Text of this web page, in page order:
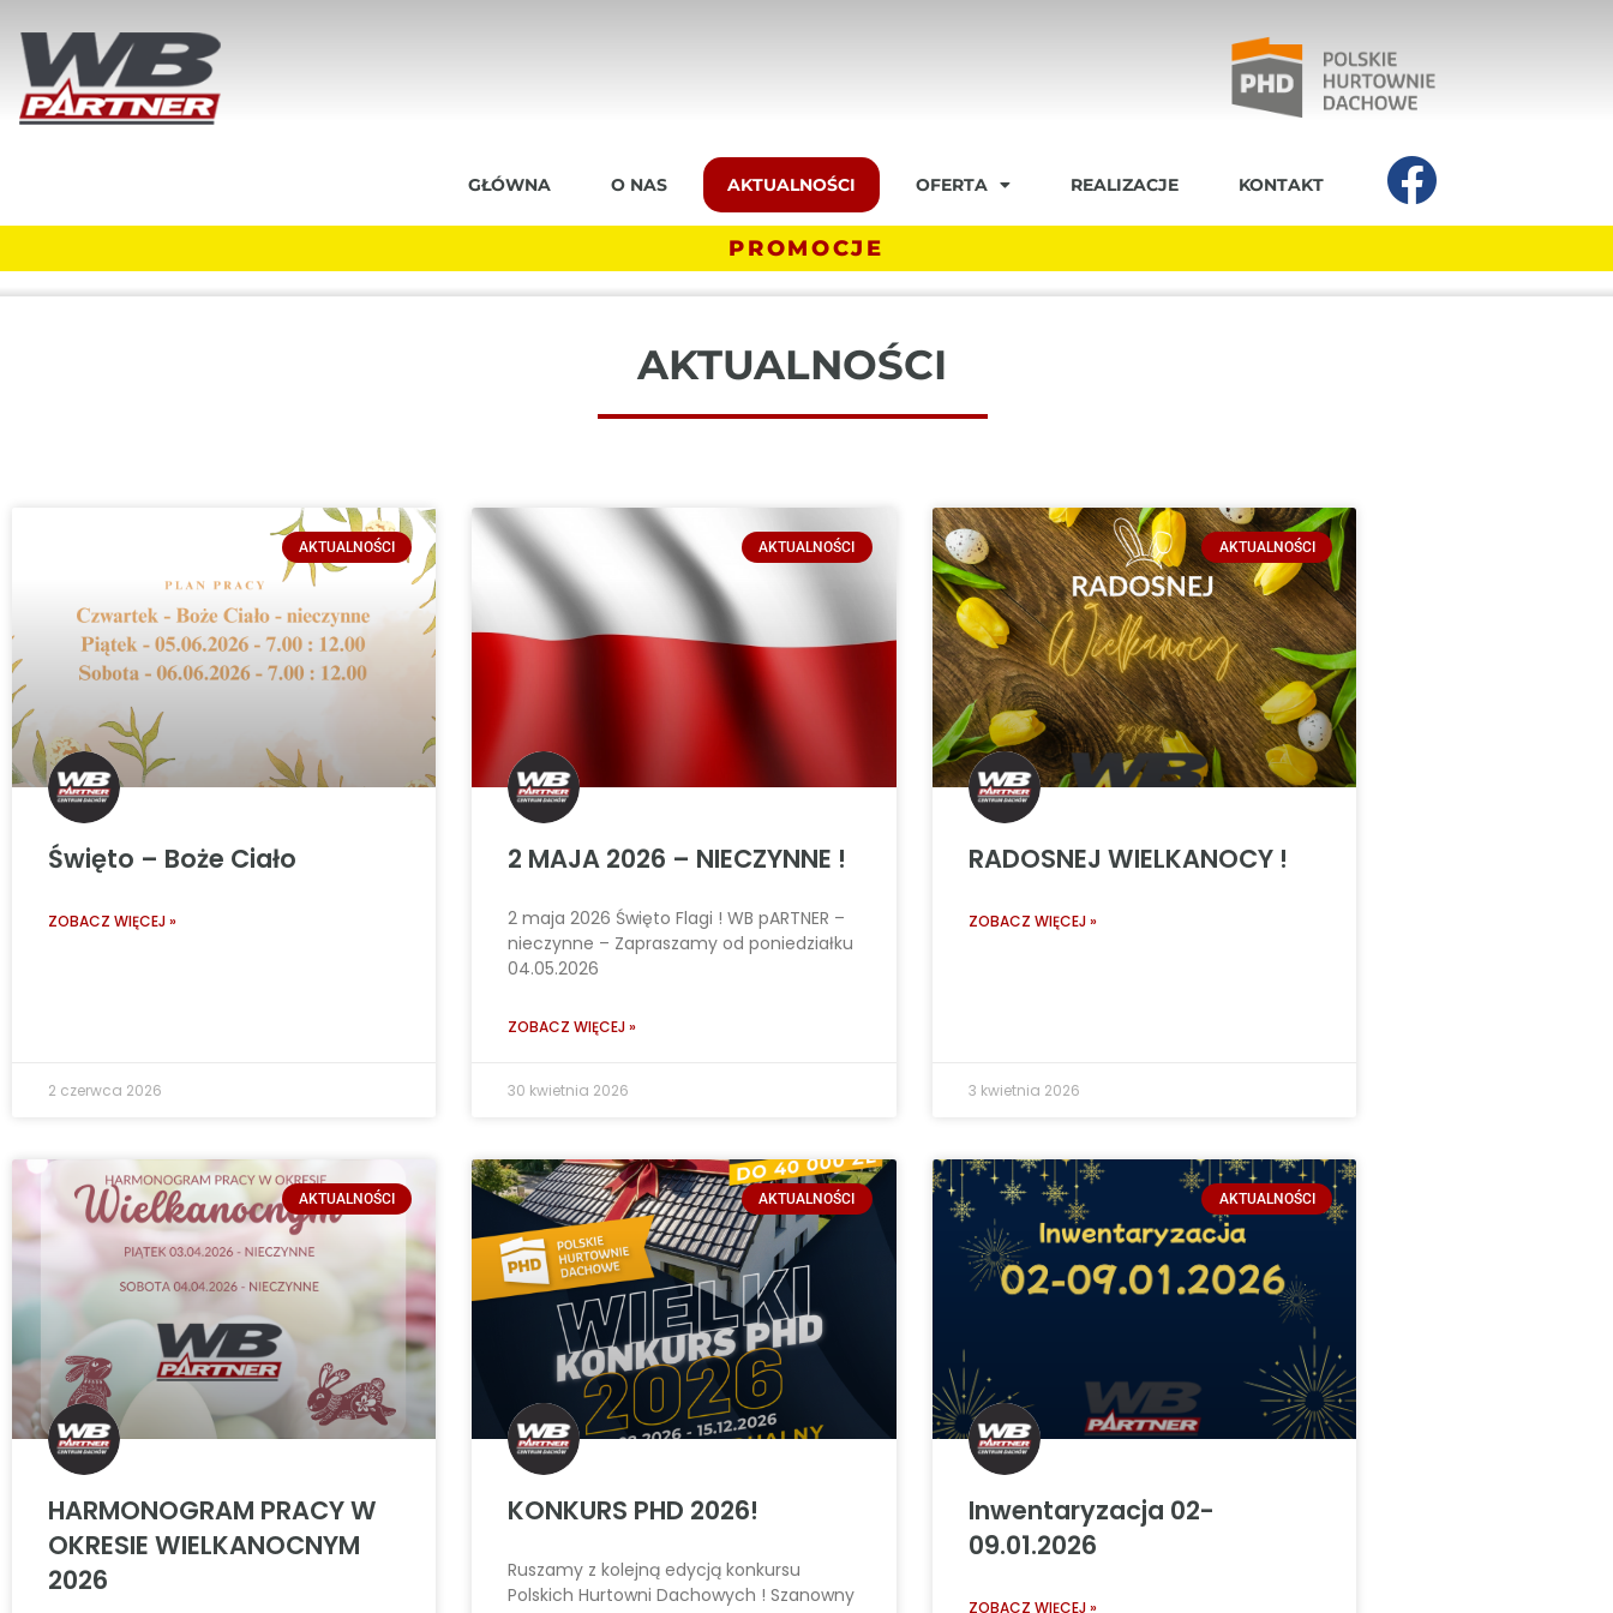
GŁÓWNA O NAS AKTUALNOŚCI OFERTA REALIZACJE KONTAKT
PROMOCJE
AKTUALNOŚCI
AKTUALNOŚCI
Święto – Boże Ciało
ZOBACZ WIĘCEJ »
2 czerwca 2026
AKTUALNOŚCI
2 MAJA 2026 – NIECZYNNE !
2 maja 2026 Święto Flagi ! WB pARTNER –
nieczynne – Zapraszamy od poniedziałku
04.05.2026
ZOBACZ WIĘCEJ »
30 kwietnia 2026
AKTUALNOŚCI
RADOSNEJ WIELKANOCY !
ZOBACZ WIĘCEJ »
3 kwietnia 2026
AKTUALNOŚCI
HARMONOGRAM PRACY W
OKRESIE WIELKANOCNYM
2026
AKTUALNOŚCI
KONKURS PHD 2026!
Ruszamy z kolejną edycją konkursu
Polskich Hurtowni Dachowych ! Szanowny
AKTUALNOŚCI
Inwentaryzacja 02-
09.01.2026
ZOBACZ WIĘCEJ »